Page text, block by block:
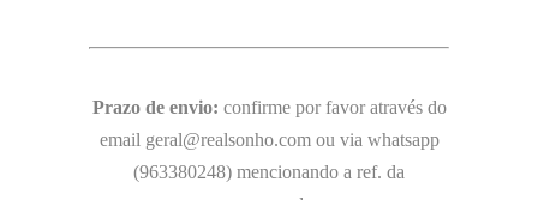
Prazo de envio: confirme por favor através do
email geral@realsonho.com ou via whatsapp
(963380248) mencionando a ref. da